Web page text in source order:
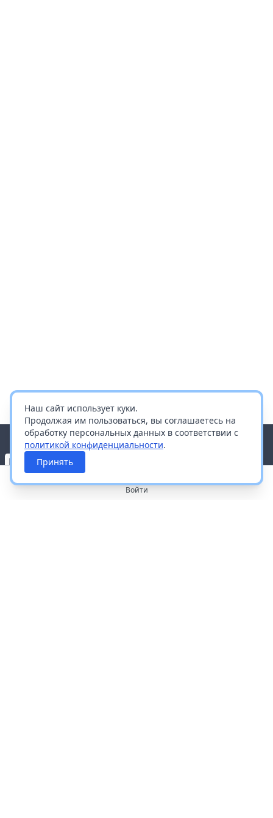
Наш сайт использует куки.
Продолжая им пользоваться, вы соглашаетесь на
обработку персональных данных в соответствии с
политикой конфиденциальности.
Принять
Войти